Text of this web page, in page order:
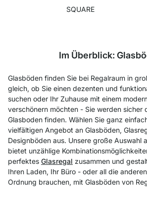
SQUARE
Im Überblick:
Glasböden finden Sie bei Regalraum in
gleich, ob Sie einen dezenten und
suchen oder Ihr Zuhause mit einem
verschönern möchten - Sie werden sicher
Glasboden finden. Wählen Sie ganz
vielfältigen Angebot an Glasböden,
Designböden aus. Unsere große Auswahl
bietet unzählige
perfektes Glasregal zusammen und
Ihren Laden, Ihr Büro - oder all die
Ordnung brauchen, mit Glasböden von